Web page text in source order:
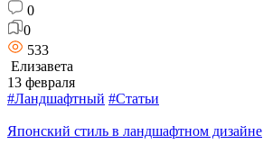
0
0
533
Елизавета
13 февраля
#Ландшафтный #Статьи
Японский стиль в ландшафтном дизайне